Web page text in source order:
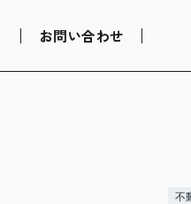
お問い合わせ
不